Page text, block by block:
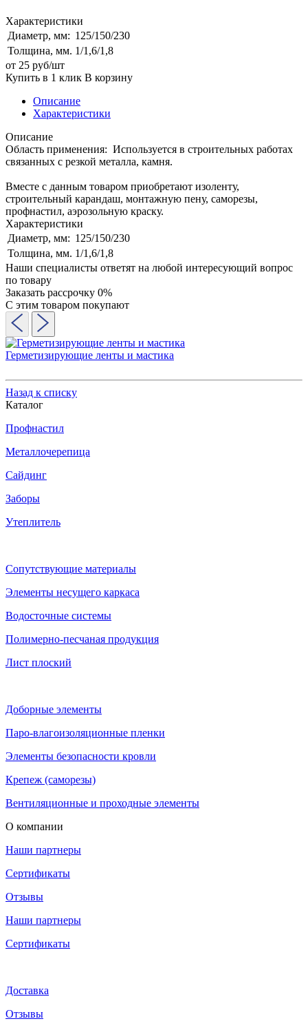
Характеристики
Диаметр, мм: 125/150/230
Толщина, мм. 1/1,6/1,8
от 25 руб/шт
Купить в 1 клик В корзину
Описание
Характеристики
Описание
Область применения: Используется в строительных работах
связанных с резкой металла, камня.
Вместе с данным товаром приобретают изоленту,
строительный карандаш, монтажную пену, саморезы,
профнастил, аэрозольную краску.
Характеристики
Диаметр, мм: 125/150/230
Толщина, мм. 1/1,6/1,8
Наши специалисты ответят на любой интересующий вопрос
по товару
Заказать рассрочку 0%
С этим товаром покупают
Герметизирующие ленты и мастика
Назад к списку
Каталог
Профнастил
Металлочерепица
Сайдинг
Заборы
Утеплитель
Сопутствующие материалы
Элементы несущего каркаса
Водосточные системы
Полимерно-песчаная продукция
Лист плоский
Доборные элементы
Паро-влагоизоляционные пленки
Элементы безопасности кровли
Крепеж (саморезы)
Вентиляционные и проходные элементы
О компании
Наши партнеры
Сертификаты
Отзывы
Наши партнеры
Сертификаты
Доставка
Отзывы